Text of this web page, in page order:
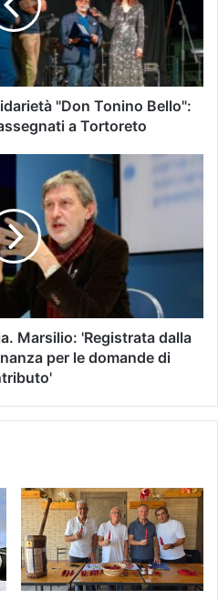
"Don Tonino Bello":
a Tortoreto
Marsilio: 'Registrata dalla
per le domande di